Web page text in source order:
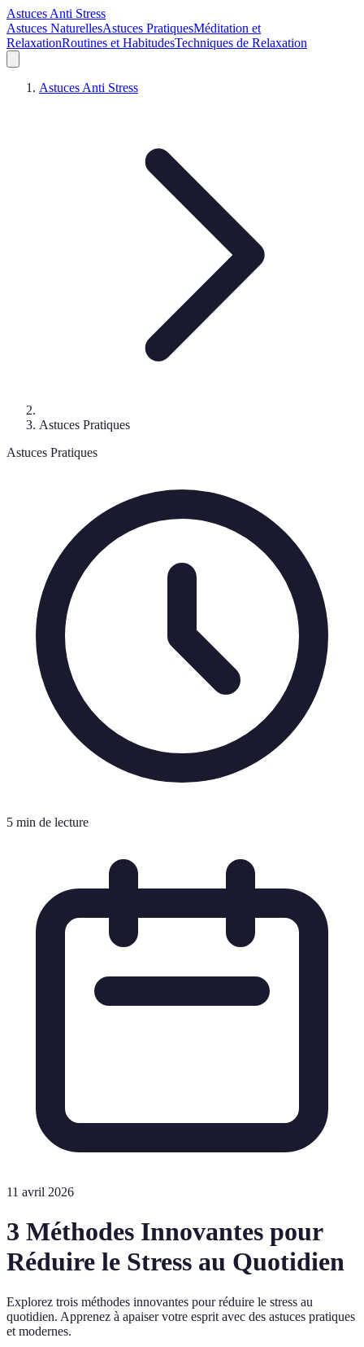
Astuces Anti Stress
Astuces NaturellesAstuces PratiquesMéditation et
RelaxationRoutines et HabitudesTechniques de Relaxation
Astuces Anti Stress
Astuces Pratiques
Astuces Pratiques
5 min de lecture
11 avril 2026
3 Méthodes Innovantes pour
Réduire le Stress au Quotidien
Explorez trois méthodes innovantes pour réduire le stress au
quotidien. Apprenez à apaiser votre esprit avec des astuces pratiques
et modernes.